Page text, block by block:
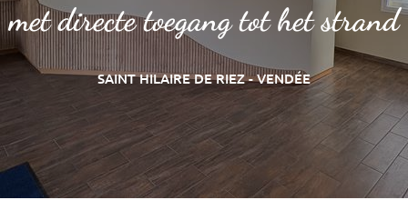
met directe toegang tot het strand
SAINT HILAIRE DE RIEZ - VENDÉE